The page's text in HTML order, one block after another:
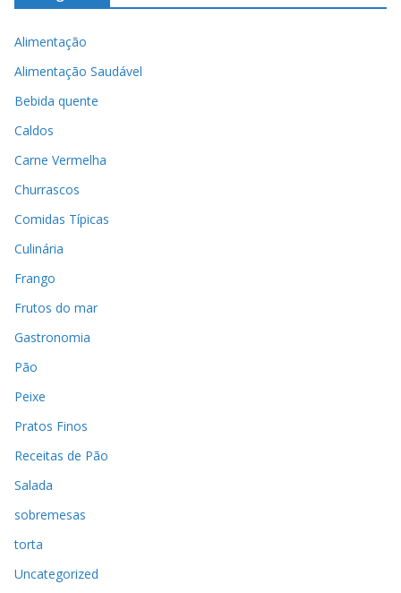
Alimentação
Alimentação Saudável
Bebida quente
Caldos
Carne Vermelha
Churrascos
Comidas Típicas
Culinária
Frango
Frutos do mar
Gastronomia
Pão
Peixe
Pratos Finos
Receitas de Pão
Salada
sobremesas
torta
Uncategorized